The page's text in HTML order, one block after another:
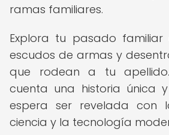
ramas familiares.
Explora tu pasado
escudos de armas y
que rodean a tu
cuenta una historia única
espera ser revelada con
ciencia y la tecnología